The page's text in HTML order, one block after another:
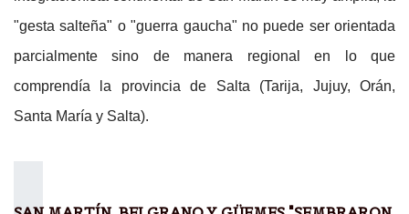
"gesta salteña" o "guerra gaucha" no puede ser orientada
parcialmente sino de manera regional en lo que
comprendía la provincia de Salta (Tarija, Jujuy, Orán,
Santa María y Salta).